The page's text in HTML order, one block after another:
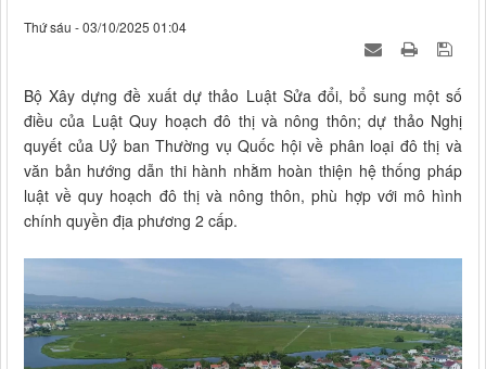
Thứ sáu - 03/10/2025 01:04
Bộ Xây dựng đề xuất dự thảo Luật Sửa đổi, bổ sung một số
điều của Luật Quy hoạch đô thị và nông thôn; dự thảo Nghị
quyết của Uỷ ban Thường vụ Quốc hội về phân loại đô thị và
văn bản hướng dẫn thi hành nhằm hoàn thiện hệ thống pháp
luật về quy hoạch đô thị và nông thôn, phù hợp với mô hình
chính quyền địa phương 2 cấp.